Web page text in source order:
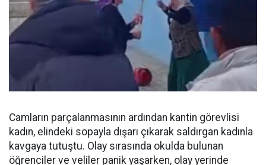
Camların parçalanmasının ardından kantin görevlisi
kadın, elindeki sopayla dışarı çıkarak saldırgan kadınla
kavgaya tutuştu. Olay sırasında okulda bulunan
öğrenciler ve veliler panik yaşarken, olay yerinde